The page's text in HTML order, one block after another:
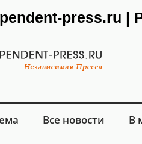
press.ru |
Все новости В